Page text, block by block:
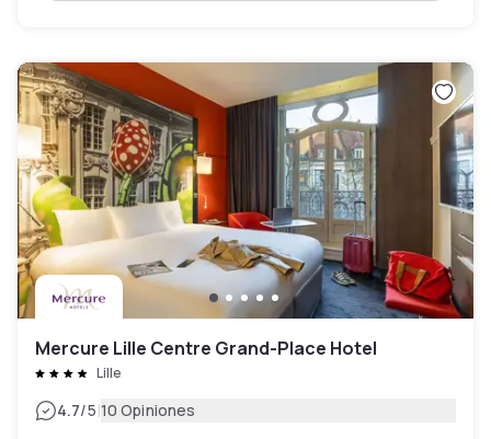
Mercure Lille Centre Grand-Place Hotel
Lille
4.7/5|10 Opiniones